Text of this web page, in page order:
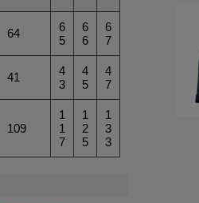
64
6
5
6
6
6
7
41
4
3
4
5
4
7
109
1
1
7
1
2
5
1
3
3